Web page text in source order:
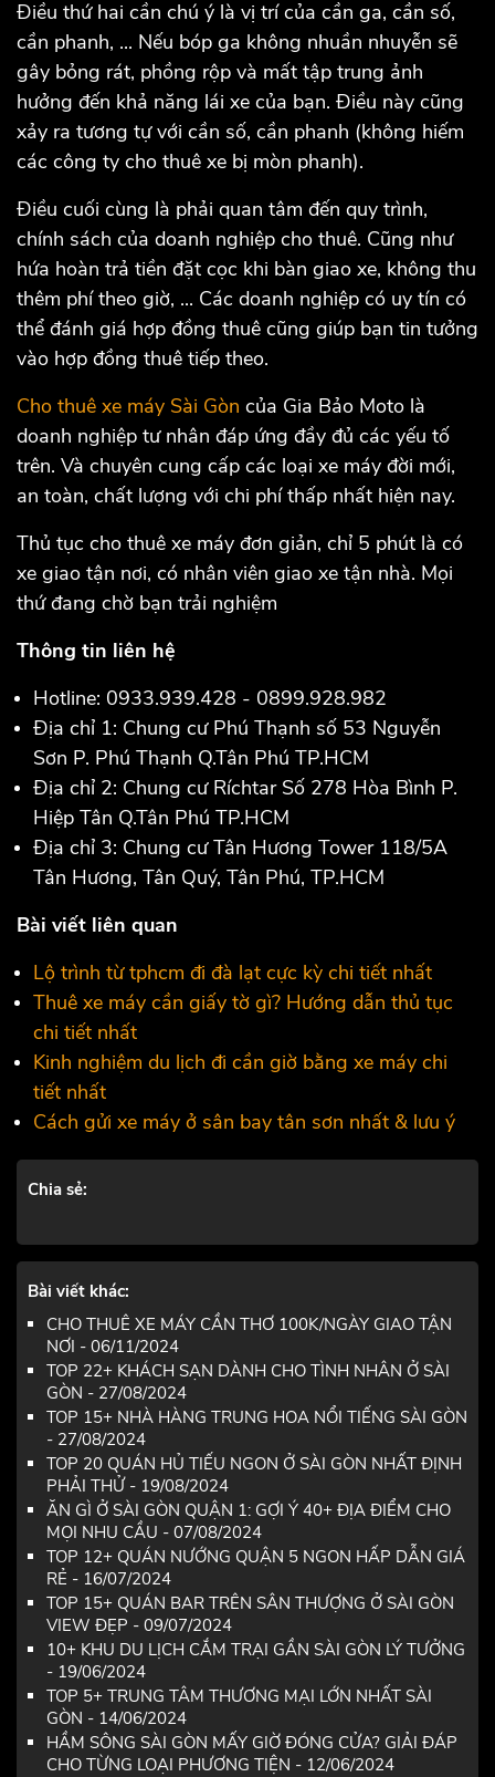
Điều thứ hai cần chú ý là vị trí của cần ga, cần số,
cần phanh, ... Nếu bóp ga không nhuần nhuyễn sẽ
gây bỏng rát, phồng rộp và mất tập trung ảnh
hưởng đến khả năng lái xe của bạn. Điều này cũng
xảy ra tương tự với cần số, cần phanh (không hiếm
các công ty cho thuê xe bị mòn phanh).
Điều cuối cùng là phải quan tâm đến quy trình,
chính sách của doanh nghiệp cho thuê. Cũng như
hứa hoàn trả tiền đặt cọc khi bàn giao xe, không thu
thêm phí theo giờ, ... Các doanh nghiệp có uy tín có
thể đánh giá hợp đồng thuê cũng giúp bạn tin tưởng
vào hợp đồng thuê tiếp theo.
Cho thuê xe máy Sài Gòn của Gia Bảo Moto là
doanh nghiệp tư nhân đáp ứng đầy đủ các yếu tố
trên. Và chuyên cung cấp các loại xe máy đời mới,
an toàn, chất lượng với chi phí thấp nhất hiện nay.
Thủ tục cho thuê xe máy đơn giản, chỉ 5 phút là có
xe giao tận nơi, có nhân viên giao xe tận nhà. Mọi
thứ đang chờ bạn trải nghiệm
Thông tin liên hệ
Hotline: 0933.939.428 - 0899.928.982
Địa chỉ 1: Chung cư Phú Thạnh số 53 Nguyễn
Sơn P. Phú Thạnh Q.Tân Phú TP.HCM
Địa chỉ 2: Chung cư Ríchtar Số 278 Hòa Bình P.
Hiệp Tân Q.Tân Phú TP.HCM
Địa chỉ 3: Chung cư Tân Hương Tower 118/5A
Tân Hương, Tân Quý, Tân Phú, TP.HCM
Bài viết liên quan
Lộ trình từ tphcm đi đà lạt cực kỳ chi tiết nhất
Thuê xe máy cần giấy tờ gì? Hướng dẫn thủ tục
chi tiết nhất
Kinh nghiệm du lịch đi cần giờ bằng xe máy chi
tiết nhất
Cách gửi xe máy ở sân bay tân sơn nhất & lưu ý
Chia sẻ:
Bài viết khác:
CHO THUÊ XE MÁY CẦN THƠ 100K/NGÀY GIAO TẬN
NƠI - 06/11/2024
TOP 22+ KHÁCH SẠN DÀNH CHO TÌNH NHÂN Ở SÀI
GÒN - 27/08/2024
TOP 15+ NHÀ HÀNG TRUNG HOA NỔI TIẾNG SÀI GÒN
- 27/08/2024
TOP 20 QUÁN HỦ TIẾU NGON Ở SÀI GÒN NHẤT ĐỊNH
PHẢI THỬ - 19/08/2024
ĂN GÌ Ở SÀI GÒN QUẬN 1: GỢI Ý 40+ ĐỊA ĐIỂM CHO
MỌI NHU CẦU - 07/08/2024
TOP 12+ QUÁN NƯỚNG QUẬN 5 NGON HẤP DẪN GIÁ
RẺ - 16/07/2024
TOP 15+ QUÁN BAR TRÊN SÂN THƯỢNG Ở SÀI GÒN
VIEW ĐẸP - 09/07/2024
10+ KHU DU LỊCH CẮM TRẠI GẦN SÀI GÒN LÝ TƯỞNG
- 19/06/2024
TOP 5+ TRUNG TÂM THƯƠNG MẠI LỚN NHẤT SÀI
GÒN - 14/06/2024
HẦM SÔNG SÀI GÒN MẤY GIỜ ĐÓNG CỬA? GIẢI ĐÁP
CHO TỪNG LOẠI PHƯƠNG TIỆN - 12/06/2024